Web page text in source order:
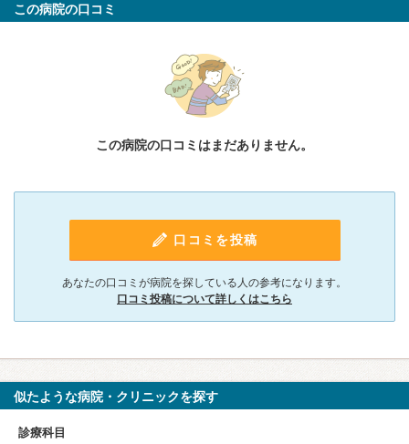
この病院の口コミ
この病院の口コミはまだありません。
口コミを投稿
あなたの口コミが病院を探している人の参考になります。
口コミ投稿について詳しくはこちら
似たような病院・クリニックを探す
診療科目